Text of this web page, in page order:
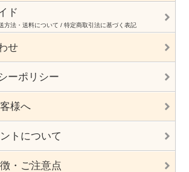
ド
方法・送料について / 特定商取引法に基づく表記
せ
ーポリシー
様へ
トについて
・ご注意点